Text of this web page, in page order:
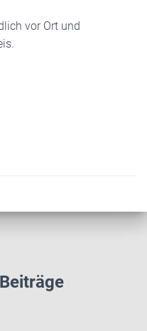
vor Ort und